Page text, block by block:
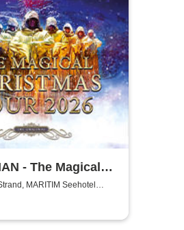
- The Magical
Tour 2026
MARITIM Seehotel